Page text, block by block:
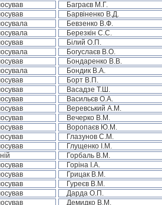
Баграєв М.Г.
Барвіненко В.Д.
Бевзенко В.Ф.
Березкін С.С.
Білий О.П.
Богуслаєв В.О.
Бондаренко В.В.
Бондик В.А.
Борт В.П.
Васадзе Т.Ш.
Васильєв О.А.
Веревський А.М.
Вечерко В.М.
Воропаєв Ю.М.
Глазунов С.М.
Глущенко І.М.
Горбаль В.М.
Горіна І.А.
Грицак В.М.
Гуреєв В.М.
Дарда О.П.
Демидко В.М.